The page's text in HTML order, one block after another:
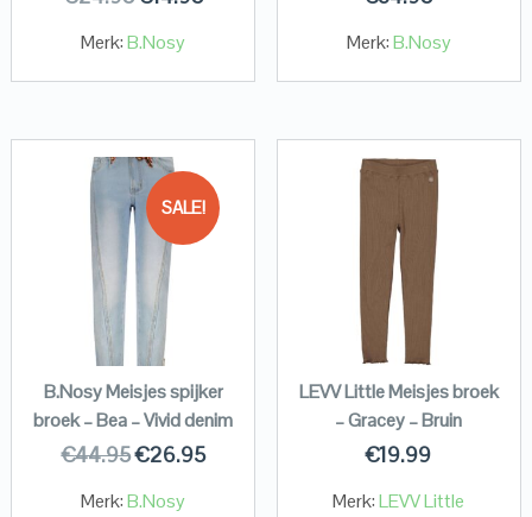
Merk:B.Nosy Merk:B.Nosy
SALE!
B.Nosy Meisjes spijker
broek – Bea – Vivid denim
€44.95€26.95
Merk:B.Nosy
LEVV Little Meisjes broek
– Gracey – Bruin
€19.99
Merk:LEVV Little